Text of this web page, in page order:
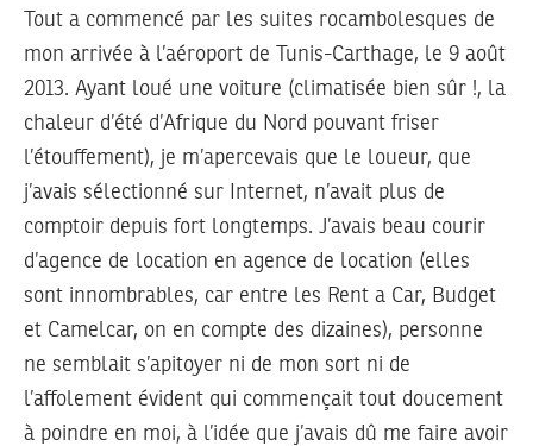
Tout a commencé par les suites rocambolesques de
mon arrivée à l’aéroport de Tunis-Carthage, le 9 août
2013. Ayant loué une voiture (climatisée bien sûr !, la
chaleur d’été d’Afrique du Nord pouvant friser
l’étouffement), je m’apercevais que le loueur, que
j’avais sélectionné sur Internet, n’avait plus de
comptoir depuis fort longtemps. J’avais beau courir
d’agence de location en agence de location (elles
sont innombrables, car entre les Rent a Car, Budget
et Camelcar, on en compte des dizaines), personne
ne semblait s’apitoyer ni de mon sort ni de
l’affolement évident qui commençait tout doucement
à poindre en moi, à l’idée que j’avais dû me faire avoir